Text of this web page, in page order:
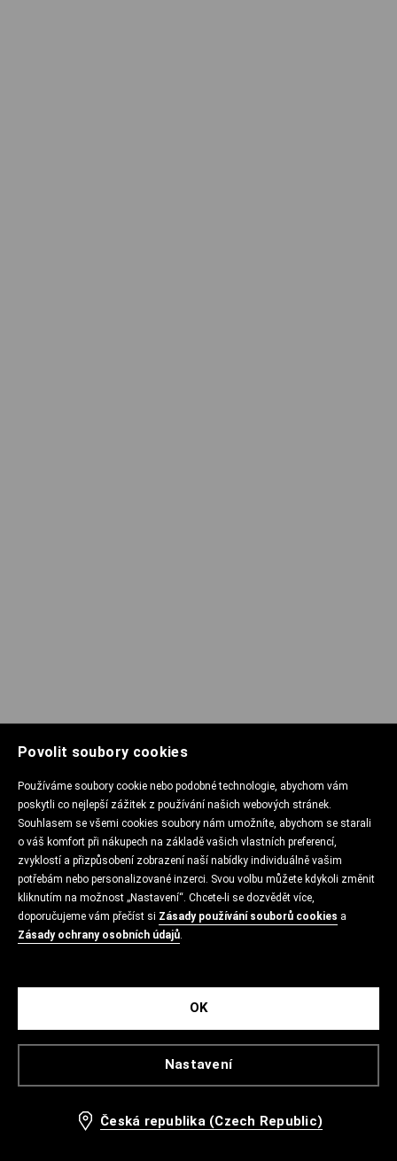
Povolit soubory cookies
Používáme soubory cookie nebo podobné technologie, abychom vám
poskytli co nejlepší zážitek z používání našich webových stránek.
Souhlasem se všemi cookies soubory nám umožníte, abychom se starali
o váš komfort při nákupech na základě vašich vlastních preferencí,
zvyklostí a přizpůsobení zobrazení naší nabídky individuálně vašim
potřebám nebo personalizované inzerci. Svou volbu můžete kdykoli změnit
kliknutím na možnost „Nastavení“. Chcete-li se dozvědět více,
doporučujeme vám přečíst si Zásady používání souborů cookies a
Zásady ochrany osobních údajů.
Nastavení
OK
Česká republika (Czech Republic)